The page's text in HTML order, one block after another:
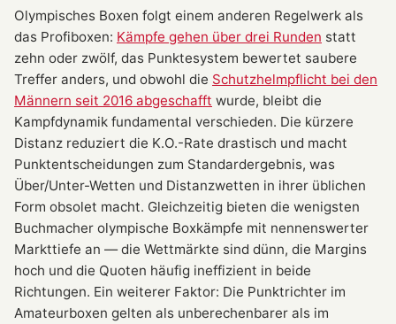
Olympisches Boxen folgt einem anderen Regelwerk als
das Profiboxen: Kämpfe gehen über drei Runden statt
zehn oder zwölf, das Punktesystem bewertet saubere
Treffer anders, und obwohl die Schutzhelmpflicht bei den
Männern seit 2016 abgeschafft wurde, bleibt die
Kampfdynamik fundamental verschieden. Die kürzere
Distanz reduziert die K.O.-Rate drastisch und macht
Punktentscheidungen zum Standardergebnis, was
Über/Unter-Wetten und Distanzwetten in ihrer üblichen
Form obsolet macht. Gleichzeitig bieten die wenigsten
Buchmacher olympische Boxkämpfe mit nennenswerter
Markttiefe an — die Wettmärkte sind dünn, die Margins
hoch und die Quoten häufig ineffizient in beide
Richtungen. Ein weiterer Faktor: Die Punktrichter im
Amateurboxen gelten als unberechenbarer als im